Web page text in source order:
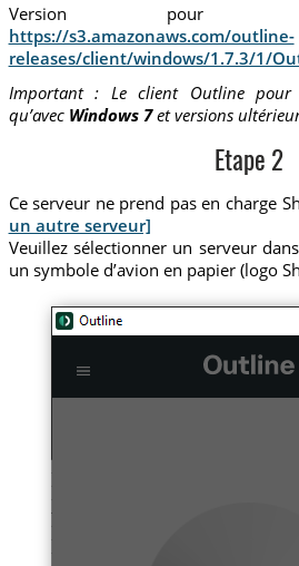
Version pour
https://s3.amazonaws.com/outline-
releases/client/windows/1.7.3/1/
Important : Le client Outline pour
qu’avec Windows 7et versions
Etape 2
Ce serveur ne prend pas en charge
un autre serveur]
Veuillez sélectionner un serveur
un symbole d’avion en papier (logo